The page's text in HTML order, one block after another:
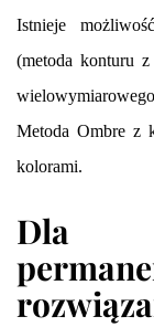
Istnieje
(metoda konturu
Metoda Ombre z
kolorami.
Dla